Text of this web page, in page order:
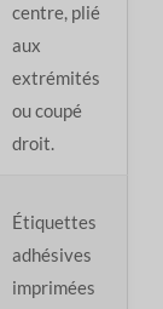
centre, plié
aux
extrémités
ou coupé
droit.
Étiquettes
adhésives
imprimées